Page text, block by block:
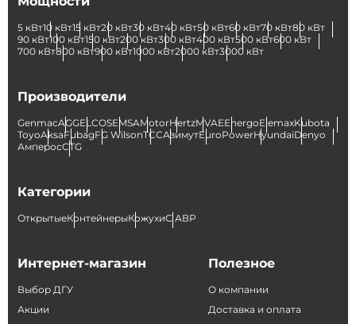
5 кВт10 кВт15 кВт20 кВт30 кВт40 кВт50 кВт60 кВт70 кВт80 кВт
90 кВт100 кВт150 кВт200 кВт300 кВт400 кВт500 кВт600 кВт
700 кВт800 кВт900 кВт1000 кВт2000 кВт3000 кВт
Производители
GenmacAGGELCOSEMSAMotorHertzMVAEEnergoElemaxKubota
ToyoAksaFubagFG WilsonТССАзимутEuroPowerHyundaiDenyo
АмперосCTG
Категории
ОткрытыеКонтейнерыКожухиС АВР
Интернет-магазин
Выбор ДГУ
Акции
Полезное
О компании
Доставка и оплата